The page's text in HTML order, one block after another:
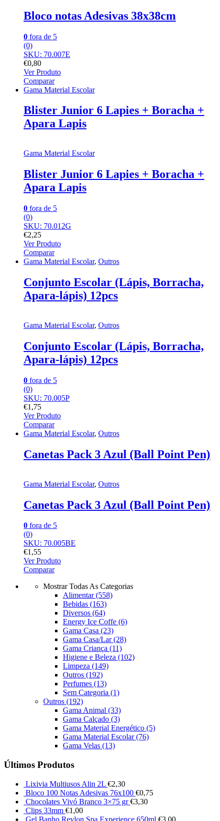
Bloco notas Adesivas 38x38cm
0 fora de 5
(0)
SKU: 70.007E
€0,80
Ver Produto
Comparar
Gama Material Escolar
Blister Junior 6 Lapies + Boracha +
Apara Lapis
Gama Material Escolar
Blister Junior 6 Lapies + Boracha +
Apara Lapis
0 fora de 5
(0)
SKU: 70.012G
€2,25
Ver Produto
Comparar
Gama Material Escolar, Outros
Conjunto Escolar (Lápis, Borracha,
Apara-lápis) 12pcs
Gama Material Escolar, Outros
Conjunto Escolar (Lápis, Borracha,
Apara-lápis) 12pcs
0 fora de 5
(0)
SKU: 70.005P
€1,75
Ver Produto
Comparar
Gama Material Escolar, Outros
Canetas Pack 3 Azul (Ball Point Pen)
Gama Material Escolar, Outros
Canetas Pack 3 Azul (Ball Point Pen)
0 fora de 5
(0)
SKU: 70.005BE
€1,55
Ver Produto
Comparar
Mostrar Todas As Categorias
Alimentar(558)
Bebidas (163)
Diversos (64)
Energy Ice Coffe (6)
Gama Casa (23)
Gama Casa/Lar(28)
Gama Criança (11)
Higiene e Beleza (102)
Limpeza (149)
Outros (192)
Perfumes (13)
Sem Categoria (1)
Outros (192)
Gama Animal (33)
Gama Calçado (3)
Gama Material Energético (5)
Gama Material Escolar(76)
Gama Velas (13)
Últimos Produtos
Lixivia Multiusos Alin 2L €2,30
Bloco 100 Notas Adesivas 76x100 €0,75
Chocolates Vivó Branco 3×75 gr €3,30
Clips 33mm €1,00
Gel Banho Revlon Spa Experience 650ml €3,00